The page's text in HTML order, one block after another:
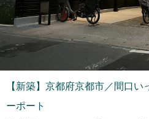
【新築】京都府京都市／間口
ーポート